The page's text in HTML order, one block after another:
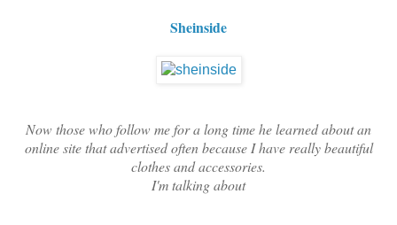
Sheinside
Now those who follow me for a long time he learned about an
online site that advertised often because I have really beautiful
clothes and accessories.
I'm talking about